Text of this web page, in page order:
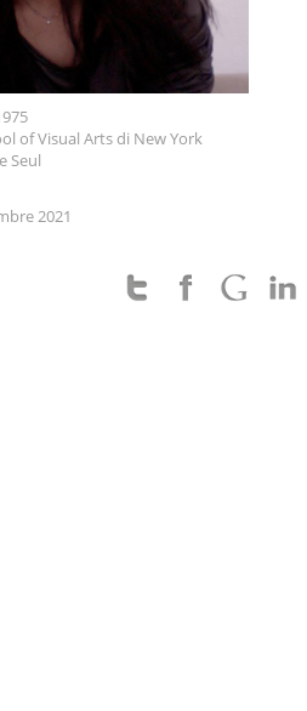
of Visual Arts di New York
Seul
2021